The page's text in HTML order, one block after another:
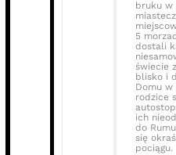
bruku w
5
dostali
świecie
blisko i
Domu
rodzice
ich
do
się
pociągu.